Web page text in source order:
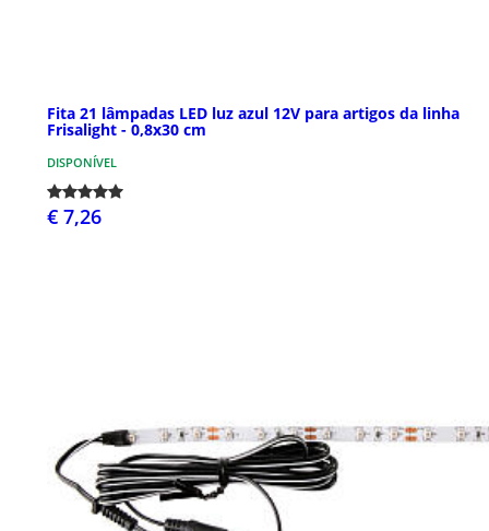
Fita 21 lâmpadas LED luz azul 12V para artigos da linha
Frisalight - 0,8x30 cm
DISPONÍVEL
€ 7,26